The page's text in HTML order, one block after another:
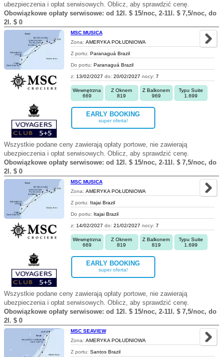
ubezpieczenia i opłat serwisowych. Oblicz, aby sprawdzić cenę.
Obowiązkowe opłaty serwisowe: od 12l. $ 15/noc, 2-11l. $ 7,5/noc, do
2l. $ 0
MSC MUSICA
Zona: AMERYKA POŁUDNIOWA
Z portu: Paranaguá Brazil
Do portu: Paranaguá Brazil
z: 13/02/2027 do: 20/02/2027 nocy: 7
Wewnętrzna
669
Z Oknem
819
Z Balkonem
969
Typu Suite
1.699
EARLY BOOKING
super oferta!
Wszystkie podane ceny zawierają opłaty portowe, nie zawierają
ubezpieczenia i opłat serwisowych. Oblicz, aby sprawdzić cenę.
Obowiązkowe opłaty serwisowe: od 12l. $ 15/noc, 2-11l. $ 7,5/noc, do
2l. $ 0
MSC MUSICA
Zona: AMERYKA POŁUDNIOWA
Z portu: Itajai Brazil
Do portu: Itajai Brazil
z: 14/02/2027 do: 21/02/2027 nocy: 7
Wewnętrzna
669
Z Oknem
819
Z Balkonem
819
Typu Suite
1.699
EARLY BOOKING
super oferta!
Wszystkie podane ceny zawierają opłaty portowe, nie zawierają
ubezpieczenia i opłat serwisowych. Oblicz, aby sprawdzić cenę.
Obowiązkowe opłaty serwisowe: od 12l. $ 15/noc, 2-11l. $ 7,5/noc, do
2l. $ 0
MSC SEAVIEW
Zona: AMERYKA POŁUDNIOWA
Z portu: Santos Brazil